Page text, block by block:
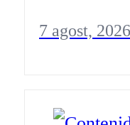
7 agost, 2026